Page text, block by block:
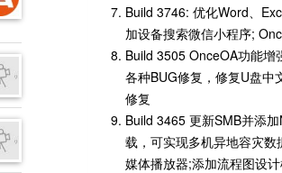
Build 3746: 优化Word、
加设备搜索微信小程序;
Build 3505 OnceOA功能增
各种BUG修复，修复U盘中
修复
Build 3465 更新SMB并添
载，可实现多机异地容灾数
媒体播放器;添加流程图设